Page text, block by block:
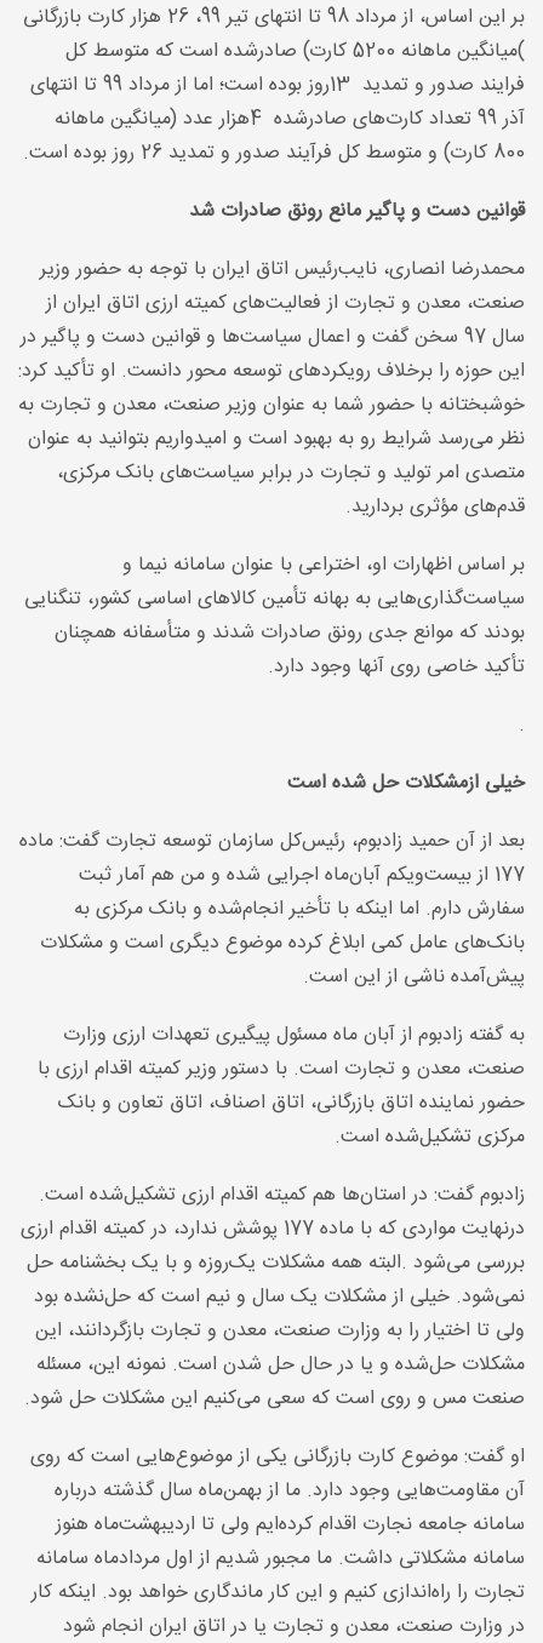
بر این اساس، از مرداد 98 تا انتهای تیر 99، 26 هزار کارت بازرگانی
(
میانگین ماهانه 5200 کارت) صادرشده است که متوسط کل
فرایند صدور و تمدید 13
روز بوده است؛ اما از مرداد 99 تا انتهای
آذر 99 تعداد کارت‌های صادرشده
4هزار عدد (میانگین ماهانه
800 کارت) و متوسط کل فرآیند صدور و تمدید 26 روز بوده است
.
قوانین دست و پاگیر مانع رونق صادرات شد
محمدرضا انصاری، نایب‌رئیس اتاق ایران با توجه به حضور وزیر
صنعت، معدن و تجارت از فعالیت‌های کمیته ارزی اتاق ایران از
سال 97 سخن گفت و اعمال سیاست‌ها و قوانین دست و پاگیر در
این حوزه را برخلاف رویکردهای توسعه محور دانست. او تأکید کرد:
خوشبختانه با حضور شما به عنوان وزیر صنعت، معدن و تجارت به
نظر می‌رسد شرایط رو به بهبود است و امیدواریم بتوانید به عنوان
متصدی امر تولید و تجارت در برابر سیاست‌های بانک مرکزی،
قدم‌های مؤثری بردارید.
بر اساس اظهارات او، اختراعی با عنوان سامانه نیما و
سیاست‌گذاری‌هایی به بهانه تأمین کالاهای اساسی کشور، تنگنایی
بودند که موانع جدی رونق صادرات شدند و متأسفانه همچنان
تأکید خاصی روی آنها وجود دارد.
.
خیلی ازمشکلات حل شده است
بعد از آن حمید زادبوم، رئیس‌کل سازمان توسعه تجارت گفت: ماده
177 از بیست‌ویکم آبان‌ماه اجرایی شده و من هم آمار ثبت
سفارش دارم. اما اینکه با تأخیر انجام‌شده و بانک مرکزی به
بانک‌های عامل کمی ابلاغ کرده موضوع دیگری است و مشکلات
پیش‌آمده ناشی از این است.
به گفته زادبوم از آبان ماه مسئول پیگیری تعهدات ارزی وزارت
صنعت، معدن و تجارت است. با دستور وزیر کمیته اقدام ارزی با
حضور نماینده اتاق بازرگانی، اتاق اصناف، اتاق تعاون و بانک
مرکزی تشکیل‌شده است.
زادبوم گفت: در استان‌ها هم کمیته اقدام ارزی تشکیل‌شده است.
درنهایت مواردی که با ماده 177 پوشش ندارد، در کمیته اقدام ارزی
بررسی می‌شود .البته همه مشکلات یک‌روزه و با یک بخشنامه حل
نمی‌شود. خیلی از مشکلات یک سال و نیم است که حل‌نشده بود
ولی تا اختیار را به وزارت صنعت، معدن و تجارت بازگردانند، این
مشکلات حل‌شده و یا در حال حل شدن است. نمونه این، مسئله
صنعت مس و روی است که سعی می‌کنیم این مشکلات حل شود.
او گفت: موضوع کارت بازرگانی یکی از موضوع‌هایی است که روی
آن مقاومت‌هایی وجود دارد. ما از بهمن‌ماه سال گذشته درباره
سامانه جامعه نجارت اقدام کرده‌ایم ولی تا اردیبهشت‌ماه هنوز
سامانه مشکلاتی داشت. ما مجبور شدیم از اول مردادماه سامانه
تجارت را راه‌اندازی کنیم و این کار ماندگاری خواهد بود. اینکه کار
در وزارت صنعت، معدن و تجارت یا در اتاق ایران انجام شود